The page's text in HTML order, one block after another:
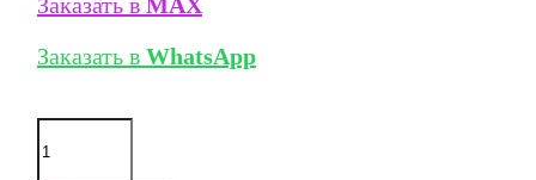
Заказать в MAX
Заказать в WhatsApp
Количество
товара